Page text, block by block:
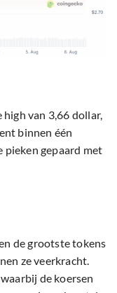
van 3,66 dollar,
binnen één
pieken gepaard met
de grootste tokens
ze veerkracht.
de koersen